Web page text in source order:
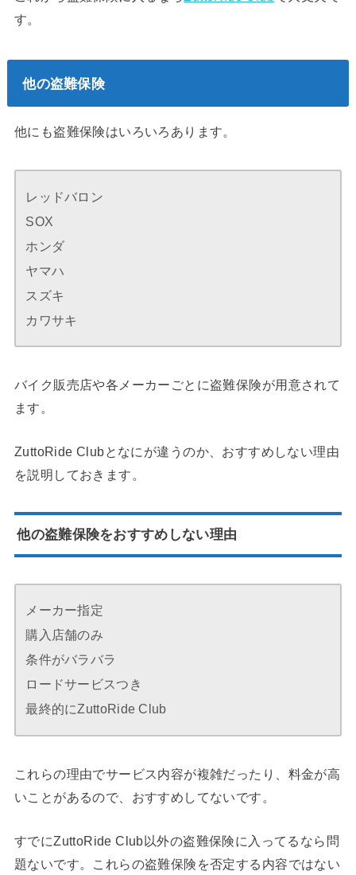
す。
他の盗難保険
他にも盗難保険はいろいろあります。
レッドバロン
SOX
ホンダ
ヤマハ
スズキ
カワサキ
バイク販売店や各メーカーごとに盗難保険が用意されて
ます。
ZuttoRide Clubとなにが違うのか、おすすめしない理由
を説明しておきます。
他の盗難保険をおすすめしない理由
メーカー指定
購入店舗のみ
条件がバラバラ
ロードサービスつき
最終的にZuttoRide Club
これらの理由でサービス内容が複雑だったり、料金が高
いことがあるので、おすすめしてないです。
すでにZuttoRide Club以外の盗難保険に入ってるなら問
題ないです。これらの盗難保険を否定する内容ではない